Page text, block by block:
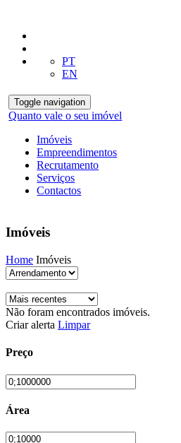
PT
EN
Toggle navigation
Quanto vale o seu imóvel
Imóveis
Empreendimentos
Recrutamento
Serviços
Contactos
Imóveis
Home Imóveis
Não foram encontrados imóveis.
Criar alerta Limpar
Preço
Área